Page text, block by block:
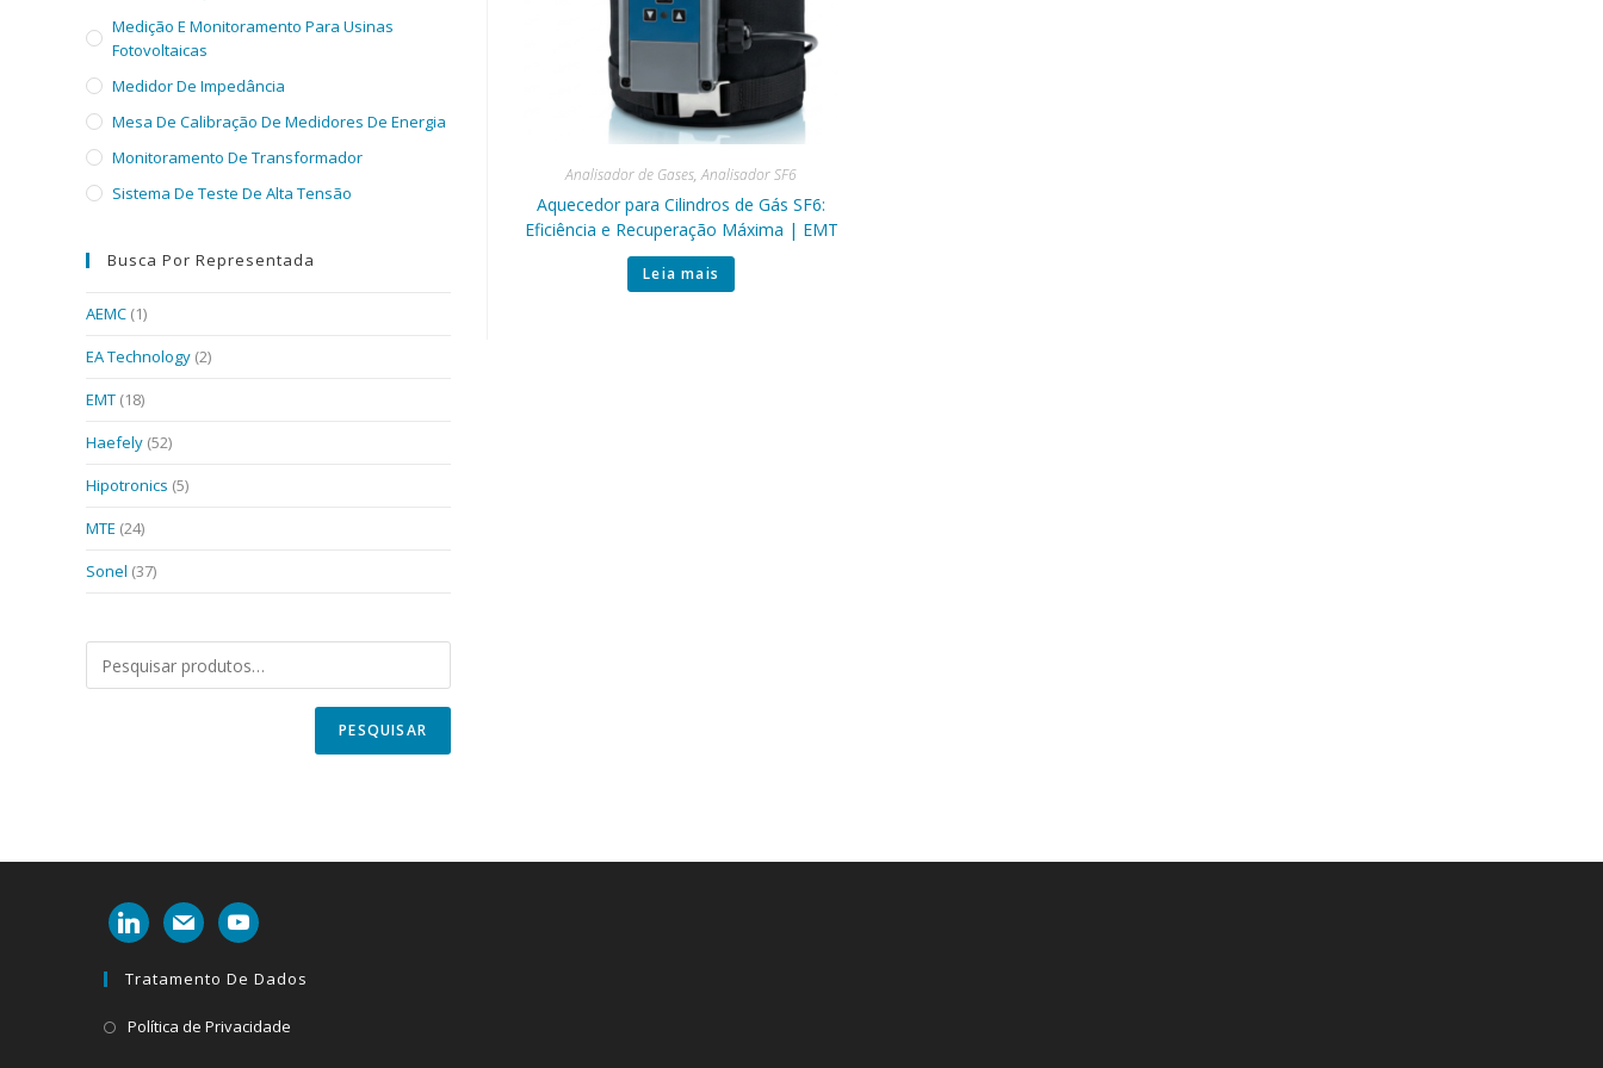
Analisador de Gases,Analisador SF6
Aquecedor para Cilindros de Gás SF6:
Eficiência e Recuperação Máxima | EMT
Leia mais
Medição E Monitoramento Para Usinas
Fotovoltaicas
Medidor De Impedância
Mesa De Calibração De Medidores De Energia
Monitoramento De Transformador
Sistema De Teste De Alta Tensão
Busca Por Representada
AEMC (1)
EA Technology (2)
EMT (18)
Haefely (52)
Hipotronics (5)
MTE (24)
Sonel (37)
PESQUISAR
linkedinmail youtube
Tratamento De Dados
Política de Privacidade